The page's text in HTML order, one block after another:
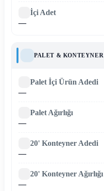
İçi Adet
—
PALET & KONTEYNER
Palet İçi Ürün Adedi
—
Palet Ağırlığı
—
20' Konteyner Adedi
—
20' Konteyner Ağırlığı
—